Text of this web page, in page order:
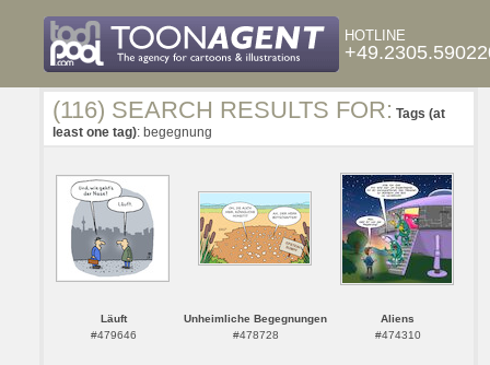
HOTLINE
(116) SEARCH RESULTS FOR: Tags (at
least one tag): begegnung
Läuft
#479646
Unheimliche Begegnungen
#478728
Aliens
#474310